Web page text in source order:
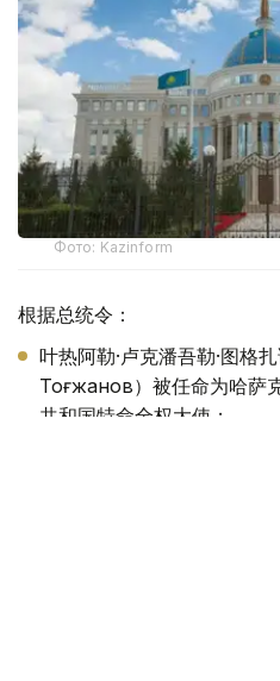
Фото: Kazinform
根据总统令：
叶热阿勒·卢克潘吾勒·图格
Тоғжанов）被任命为哈萨
共和国特命全权大使；